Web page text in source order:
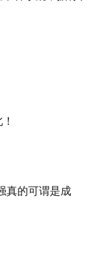
真的可谓是成